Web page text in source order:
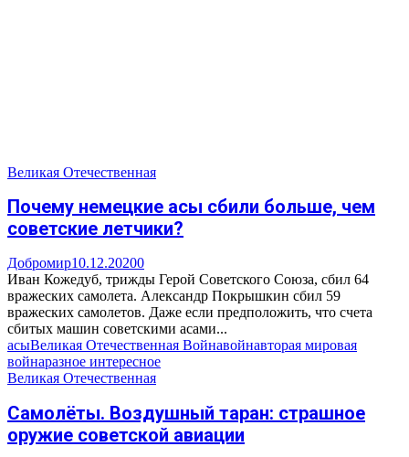
Великая Отечественная
Почему немецкие асы сбили больше, чем
советские летчики?
Добромир10.12.20200
Иван Кожедуб, трижды Герой Советского Союза, сбил 64
вражеских самолета. Александр Покрышкин сбил 59
вражеских самолетов. Даже если предположить, что счета
сбитых машин советскими асами...
асыВеликая Отечественная Войнавойнавторая мировая
войнаразное интересное
Великая Отечественная
Самолёты. Воздушный таран: страшное
оружие советской авиации